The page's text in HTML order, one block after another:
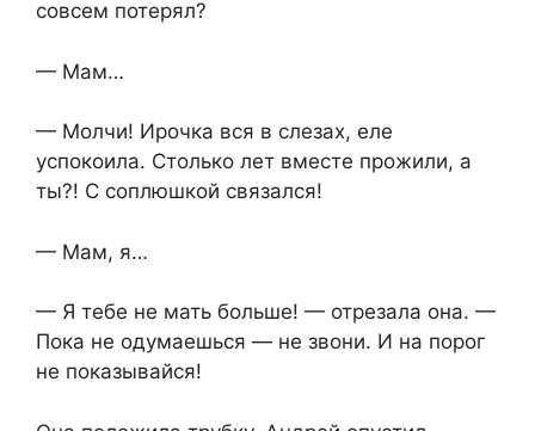
совсем потерял?
— Мам…
— Молчи! Ирочка вся в слезах, еле
успокоила. Столько лет вместе прожили, а
ты?! С соплюшкой связался!
— Мам, я…
— Я тебе не мать больше! — отрезала она. —
Пока не одумаешься — не звони. И на порог
не показывайся!